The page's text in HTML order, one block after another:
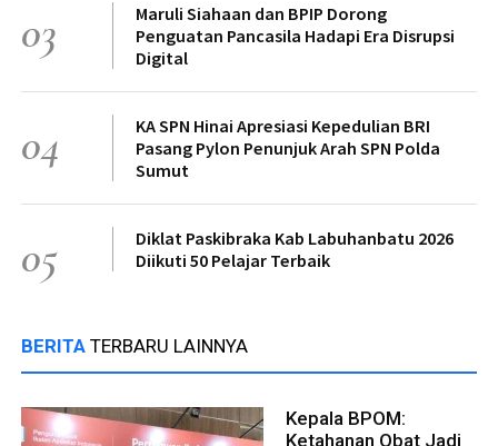
03
Maruli Siahaan dan BPIP Dorong
Penguatan Pancasila Hadapi Era Disrupsi
Digital
04
KA SPN Hinai Apresiasi Kepedulian BRI
Pasang Pylon Penunjuk Arah SPN Polda
Sumut
05
Diklat Paskibraka Kab Labuhanbatu 2026
Diikuti 50 Pelajar Terbaik
BERITA TERBARU LAINNYA
Kepala BPOM:
Ketahanan Obat Jadi